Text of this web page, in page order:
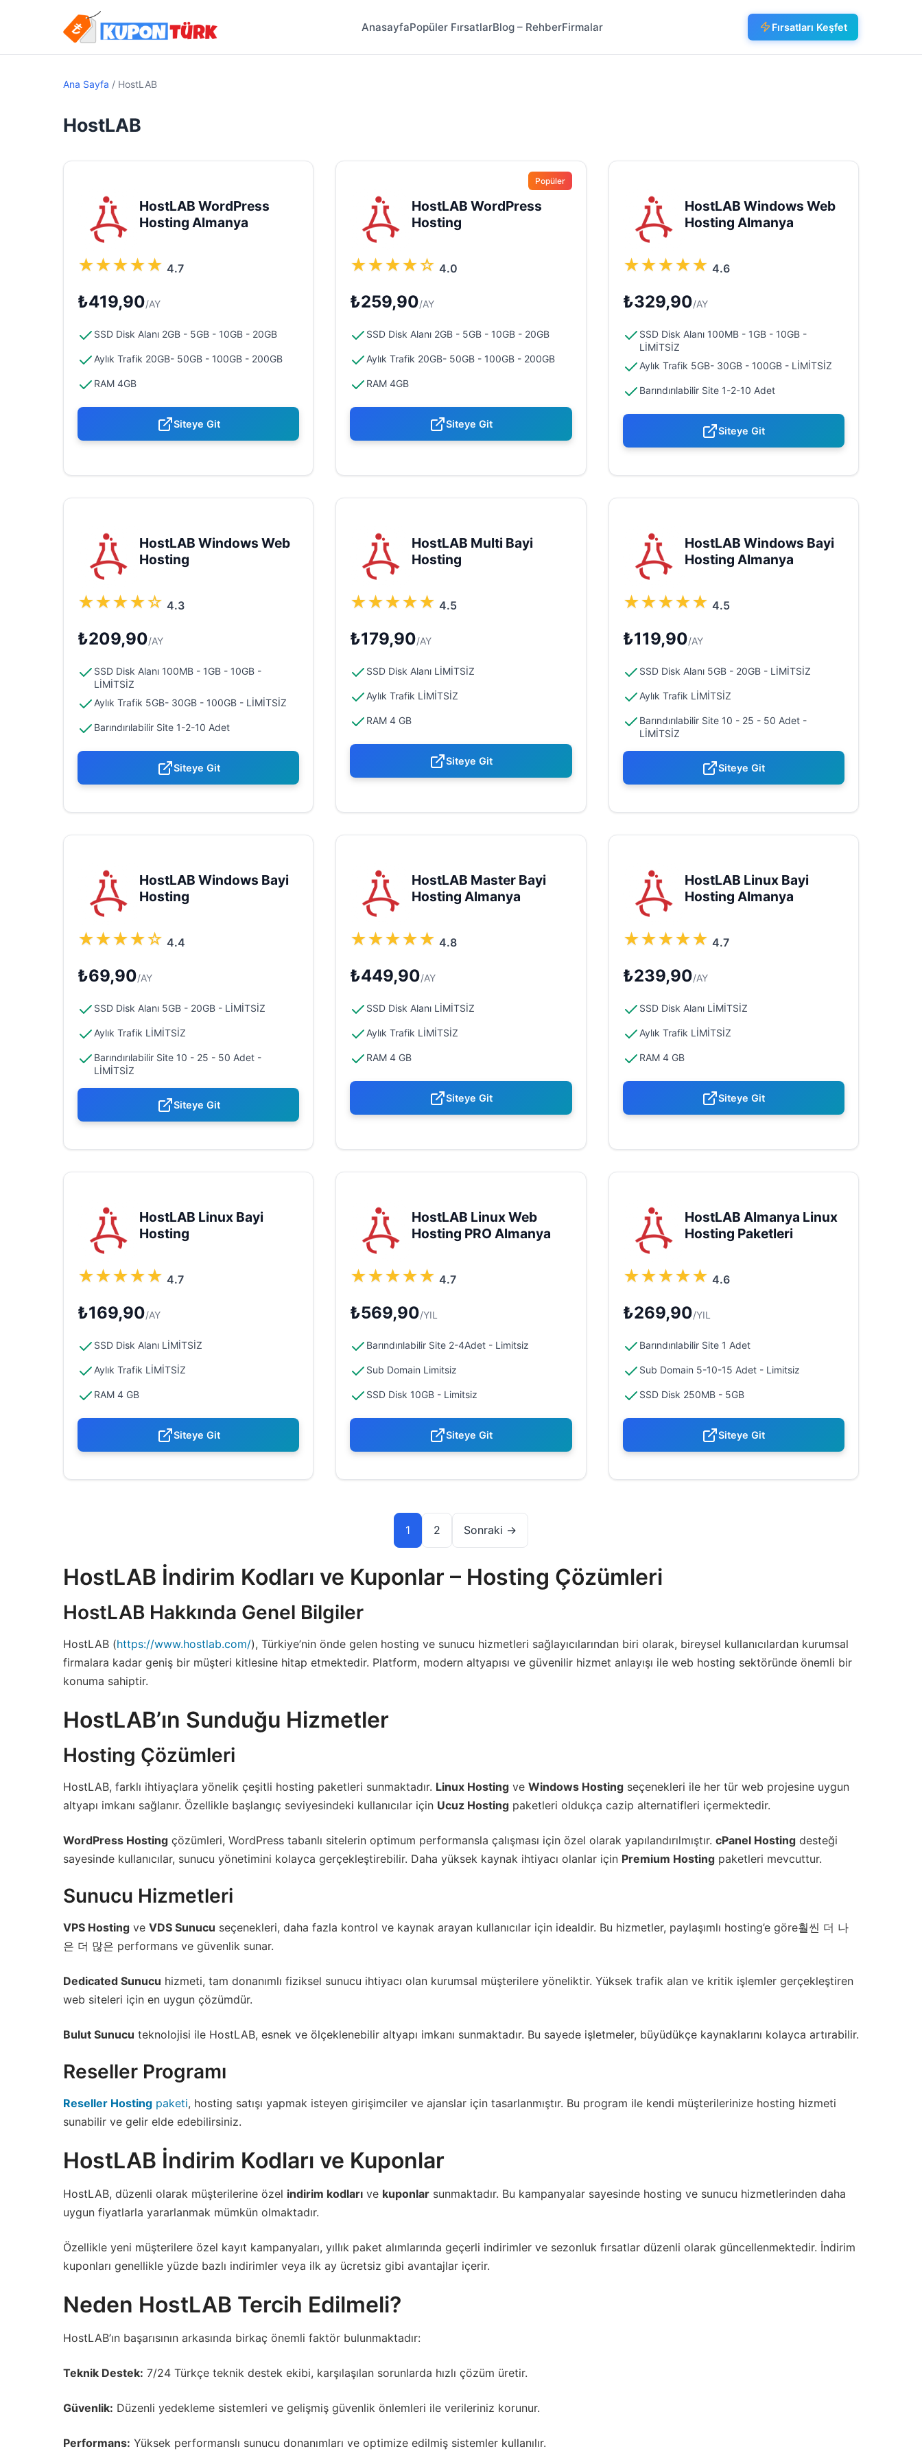
AnasayfaPopüler FırsatlarBlog – RehberFirmalar Fırsatları Keşfet
Ana Sayfa / HostLAB
HostLAB
HostLAB WordPress
Hosting Almanya
★★★★★ 4.7
₺419,90/AY
SSD Disk Alanı 2GB - 5GB - 10GB - 20GB
Aylık Trafik 20GB- 50GB - 100GB - 200GB
RAM 4GB
Siteye Git
Popüler
HostLAB WordPress
Hosting
★★★★☆ 4.0
₺259,90/AY
SSD Disk Alanı 2GB - 5GB - 10GB - 20GB
Aylık Trafik 20GB- 50GB - 100GB - 200GB
RAM 4GB
Siteye Git
HostLAB Windows Web
Hosting Almanya
★★★★★ 4.6
₺329,90/AY
SSD Disk Alanı 100MB - 1GB - 10GB -
LİMİTSİZ
Aylık Trafik 5GB- 30GB - 100GB - LİMİTSİZ
Barındırılabilir Site 1-2-10 Adet
Siteye Git
HostLAB Windows Web
Hosting
★★★★☆ 4.3
₺209,90/AY
SSD Disk Alanı 100MB - 1GB - 10GB -
LİMİTSİZ
Aylık Trafik 5GB- 30GB - 100GB - LİMİTSİZ
Barındırılabilir Site 1-2-10 Adet
Siteye Git
HostLAB Multi Bayi
Hosting
★★★★★ 4.5
₺179,90/AY
SSD Disk Alanı LİMİTSİZ
Aylık Trafik LİMİTSİZ
RAM 4 GB
Siteye Git
HostLAB Windows Bayi
Hosting Almanya
★★★★★ 4.5
₺119,90/AY
SSD Disk Alanı 5GB - 20GB - LİMİTSİZ
Aylık Trafik LİMİTSİZ
Barındırılabilir Site 10 - 25 - 50 Adet -
LİMİTSİZ
Siteye Git
HostLAB Windows Bayi
Hosting
★★★★☆ 4.4
₺69,90/AY
SSD Disk Alanı 5GB - 20GB - LİMİTSİZ
Aylık Trafik LİMİTSİZ
Barındırılabilir Site 10 - 25 - 50 Adet -
LİMİTSİZ
Siteye Git
HostLAB Master Bayi
Hosting Almanya
★★★★★ 4.8
₺449,90/AY
SSD Disk Alanı LİMİTSİZ
Aylık Trafik LİMİTSİZ
RAM 4 GB
Siteye Git
HostLAB Linux Bayi
Hosting Almanya
★★★★★ 4.7
₺239,90/AY
SSD Disk Alanı LİMİTSİZ
Aylık Trafik LİMİTSİZ
RAM 4 GB
Siteye Git
HostLAB Linux Bayi
Hosting
★★★★★ 4.7
₺169,90/AY
SSD Disk Alanı LİMİTSİZ
Aylık Trafik LİMİTSİZ
RAM 4 GB
Siteye Git
HostLAB Linux Web
Hosting PRO Almanya
★★★★★ 4.7
₺569,90/YIL
Barındırılabilir Site 2-4Adet - Limitsiz
Sub Domain Limitsiz
SSD Disk 10GB - Limitsiz
Siteye Git
HostLAB Almanya Linux
Hosting Paketleri
★★★★★ 4.6
₺269,90/YIL
Barındırılabilir Site 1 Adet
Sub Domain 5-10-15 Adet - Limitsiz
SSD Disk 250MB - 5GB
Siteye Git
1 2 Sonraki →
HostLAB İndirim Kodları ve Kuponlar – Hosting Çözümleri
HostLAB Hakkında Genel Bilgiler
HostLAB (https://www.hostlab.com/), Türkiye’nin önde gelen hosting ve sunucu hizmetleri sağlayıcılarından biri olarak, bireysel kullanıcılardan kurumsal
firmalara kadar geniş bir müşteri kitlesine hitap etmektedir. Platform, modern altyapısı ve güvenilir hizmet anlayışı ile web hosting sektöründe önemli bir
konuma sahiptir.
HostLAB’ın Sunduğu Hizmetler
Hosting Çözümleri
HostLAB, farklı ihtiyaçlara yönelik çeşitli hosting paketleri sunmaktadır. Linux Hosting ve Windows Hosting seçenekleri ile her tür web projesine uygun
altyapı imkanı sağlanır. Özellikle başlangıç seviyesindeki kullanıcılar için Ucuz Hosting paketleri oldukça cazip alternatifleri içermektedir.
WordPress Hosting çözümleri, WordPress tabanlı sitelerin optimum performansla çalışması için özel olarak yapılandırılmıştır. cPanel Hosting desteği
sayesinde kullanıcılar, sunucu yönetimini kolayca gerçekleştirebilir. Daha yüksek kaynak ihtiyacı olanlar için Premium Hosting paketleri mevcuttur.
Sunucu Hizmetleri
VPS Hosting ve VDS Sunucu seçenekleri, daha fazla kontrol ve kaynak arayan kullanıcılar için idealdir. Bu hizmetler, paylaşımlı hosting’e göre훨씬 더 나
은 더 많은 performans ve güvenlik sunar.
Dedicated Sunucu hizmeti, tam donanımlı fiziksel sunucu ihtiyacı olan kurumsal müşterilere yöneliktir. Yüksek trafik alan ve kritik işlemler gerçekleştiren
web siteleri için en uygun çözümdür.
Bulut Sunucu teknolojisi ile HostLAB, esnek ve ölçeklenebilir altyapı imkanı sunmaktadır. Bu sayede işletmeler, büyüdükçe kaynaklarını kolayca artırabilir.
Reseller Programı
Reseller Hosting paketi, hosting satışı yapmak isteyen girişimciler ve ajanslar için tasarlanmıştır. Bu program ile kendi müşterilerinize hosting hizmeti
sunabilir ve gelir elde edebilirsiniz.
HostLAB İndirim Kodları ve Kuponlar
HostLAB, düzenli olarak müşterilerine özel indirim kodları ve kuponlar sunmaktadır. Bu kampanyalar sayesinde hosting ve sunucu hizmetlerinden daha
uygun fiyatlarla yararlanmak mümkün olmaktadır.
Özellikle yeni müşterilere özel kayıt kampanyaları, yıllık paket alımlarında geçerli indirimler ve sezonluk fırsatlar düzenli olarak güncellenmektedir. İndirim
kuponları genellikle yüzde bazlı indirimler veya ilk ay ücretsiz gibi avantajlar içerir.
Neden HostLAB Tercih Edilmeli?
HostLAB’ın başarısının arkasında birkaç önemli faktör bulunmaktadır:
Teknik Destek: 7/24 Türkçe teknik destek ekibi, karşılaşılan sorunlarda hızlı çözüm üretir.
Güvenlik: Düzenli yedekleme sistemleri ve gelişmiş güvenlik önlemleri ile verileriniz korunur.
Performans: Yüksek performanslı sunucu donanımları ve optimize edilmiş sistemler kullanılır.